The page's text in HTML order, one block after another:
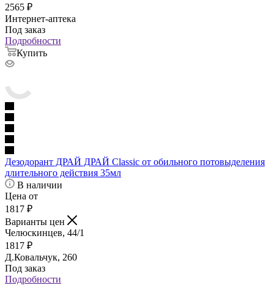
2565 ₽
Интернет-аптека
Под заказ
Подробности
Купить
Дезодорант ДРАЙ ДРАЙ Classic от обильного потовыделения
длительного действия 35мл
В наличии
Цена от
1817 ₽
Варианты цен
Челюскинцев, 44/1
1817 ₽
Д.Ковальчук, 260
Под заказ
Подробности